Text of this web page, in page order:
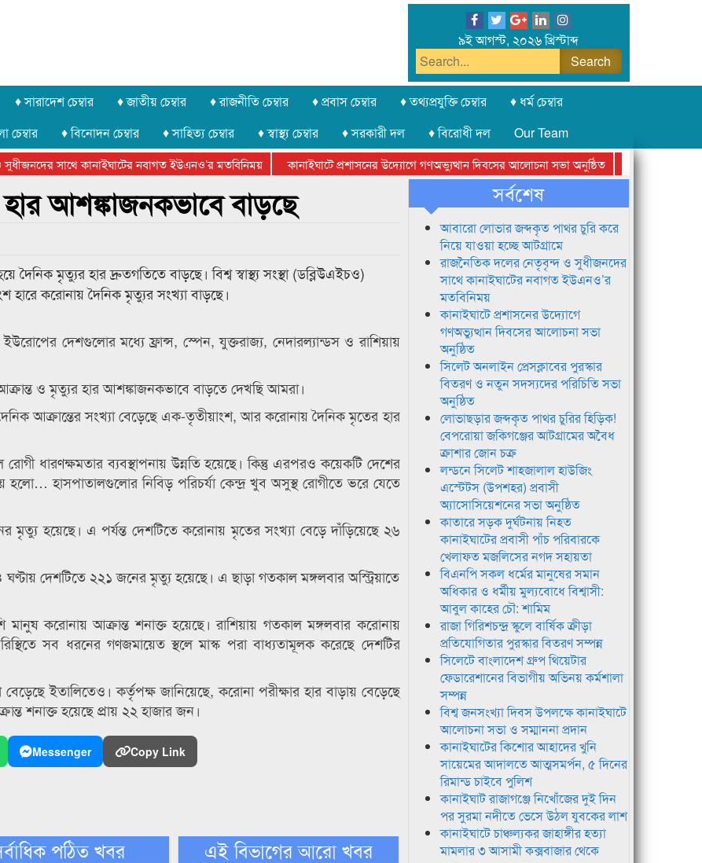
৯ই আগস্ট, ২০২৬ খ্রিস্টাব্দ
♦ সারাদেশ চেম্বার ♦ জাতীয় চেম্বার ♦ রাজনীতি চেম্বার ♦ প্রবাস চেম্বার ♦ তথ্যপ্রযুক্তি চেম্বার
♦ ধর্ম চেম্বার
চেম্বার ♦ বিনোদন চেম্বার ♦ সাহিত্য চেম্বার ♦ স্বাস্থ্য চেম্বার ♦ সরকারী দল ♦ বিরোধী দল
Our Team
সাথে কানাইঘাটের নবাগত ইউএনও’র মতবিনিময় কানাইঘাটে প্রশাসনের উদ্যোগে গণঅভ্যুত্থান দিবসের আলোচনা সভা অনুষ্ঠিত
সিলেট অনলাইন
ফেডারেশানের বিভাগীয় অভিনয় কর্মশালা সম্পন্ন
আশঙ্কাজনকভাবে বাড়ছে
মৃত্যুর হার দ্রুতগতিতে বাড়ছে। বিশ্ব স্বাস্থ্য সংস্থা (ডব্লিউএইচও)
হারে করোনায় দৈনিক মৃত্যুর সংখ্যা বাড়ছে।
ইউরোপের দেশগুলোর মধ্যে ফ্রান্স, স্পেন, যুক্তরাজ্য, নেদারল্যান্ডস ও রাশিয়ায়
ও মৃত্যুর হার আশঙ্কাজনকভাবে বাড়তে দেখছি আমরা।
আক্রান্তের সংখ্যা বেড়েছে এক-তৃতীয়াংশ, আর করোনায় দৈনিক মৃতের হার
ধারণক্ষমতার ব্যবস্থাপনায় উন্নতি হয়েছে। কিন্তু এরপরও কয়েকটি দেশের
হলো… হাসপাতালগুলোর নিবিড় পরিচর্যা কেন্দ্র খুব অসুস্থ রোগীতে ভরে যেতে
হয়েছে। এ পর্যন্ত দেশটিতে করোনায় মৃতের সংখ্যা বেড়ে দাঁড়িয়েছে ২৬
দেশটিতে ২২১ জনের মৃত্যু হয়েছে। এ ছাড়া গতকাল মঙ্গলবার অস্ট্রিয়াতে
মানুষ করোনায় আক্রান্ত শনাক্ত হয়েছে। রাশিয়ায় গতকাল মঙ্গলবার করোনায়
সব ধরনের গণজমায়েত স্থলে মাস্ক পরা বাধ্যতামূলক করেছে দেশটির
ইতালিতেও। কর্তৃপক্ষ জানিয়েছে, করোনা পরীক্ষার হার বাড়ায় বেড়েছে
শনাক্ত হয়েছে প্রায় ২২ হাজার জন।
Messenger Copy Link
পঠিত খবর এই বিভাগের আরো খবর
সর্বশেষ
আবারো লোভার জব্দকৃত পাথর চুরি করে
নিয়ে যাওয়া হচ্ছে আটগ্রামে
রাজনৈতিক দলের নেতৃবৃন্দ ও সুধীজনদের
সাথে কানাইঘাটের নবাগত ইউএনও’র
মতবিনিময়
কানাইঘাটে প্রশাসনের উদ্যোগে
গণঅভ্যুত্থান দিবসের আলোচনা সভা
অনুষ্ঠিত
সিলেট অনলাইন প্রেসক্লাবের পুরস্কার
বিতরণ ও নতুন সদস্যদের পরিচিতি সভা
অনুষ্ঠিত
লোভাছড়ার জব্দকৃত পাথর চুরির হিড়িক!
বেপরোয়া জকিগঞ্জের আটগ্রামের অবৈধ
ক্রাশার জোন চক্র
লন্ডনে সিলেট শাহজালাল হাউজিং
এস্টেটস (উপশহর) প্রবাসী
অ্যাসোসিয়েশনের সভা অনুষ্ঠিত
কাতারে সড়ক দুর্ঘটনায় নিহত
কানাইঘাটের প্রবাসী পাঁচ পরিবারকে
খেলাফত মজলিসের নগদ সহায়তা
বিএনপি সকল ধর্মের মানুষের সমান
অধিকার ও ধর্মীয় মুল্যবোধে বিশ্বাসী:
আবুল কাহের চৌ: শামিম
রাজা গিরিশচন্দ্র স্কুলে বার্ষিক ক্রীড়া
প্রতিযোগিতার পুরস্কার বিতরণ সম্পন্ন
সিলেটে বাংলাদেশ গ্রুপ থিয়েটার
ফেডারেশানের বিভাগীয় অভিনয় কর্মশালা
সম্পন্ন
বিশ্ব জনসংখ্যা দিবস উপলক্ষে কানাইঘাটে
আলোচনা সভা ও সম্মাননা প্রদান
কানাইঘাটের কিশোর আহাদের খুনি
সায়েমের আদালতে আত্মসমর্পন, ৫ দিনের
রিমান্ড চাইবে পুলিশ
কানাইঘাট রাজাগঞ্জে নিখোঁজের দুই দিন
পর সুরমা নদীতে ভেসে উঠল যুবকের লাশ
কানাইঘাটে চাঞ্চল্যকর জাহাঙ্গীর হত্যা
মামলার ৩ আসামী কক্সবাজার থেকে